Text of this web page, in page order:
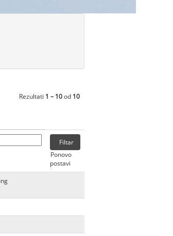
Rezultati 1 – 10od 10
Ponovo
postavi